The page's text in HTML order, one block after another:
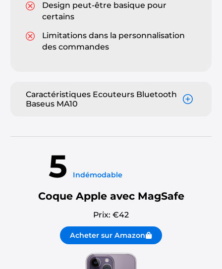
Design peut-être basique pour
certains
Limitations dans la personnalisation
des commandes
Caractéristiques Ecouteurs Bluetooth
Baseus MA10
5 Indémodable
Coque Apple avec MagSafe
Prix: €42
Acheter sur Amazon